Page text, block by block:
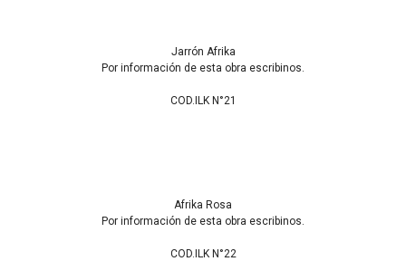
Jarrón Afrika
Por información de esta obra escribinos.
COD.ILK N°21
Afrika Rosa
Por información de esta obra escribinos.
COD.ILK N°22